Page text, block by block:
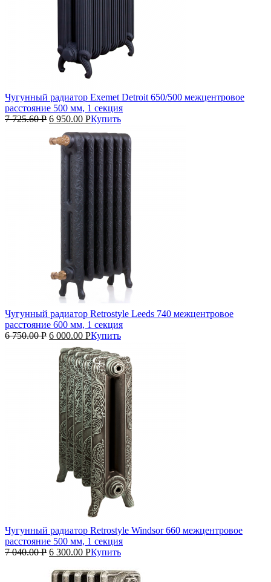
Чугунный радиатор Exemet Detroit 650/500 межцентровое
расстояние 500 мм, 1 секция
7 725.60Р 6 950.00 РКупить
Чугунный радиатор Retrostyle Leeds 740 межцентровое
расстояние 600 мм, 1 секция
6 750.00Р 6 000.00 РКупить
Чугунный радиатор Retrostyle Windsor 660 межцентровое
расстояние 500 мм, 1 секция
7 040.00Р 6 300.00 РКупить